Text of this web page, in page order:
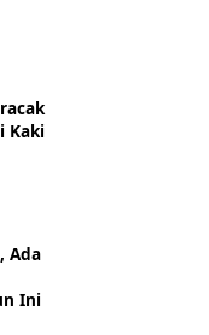
Kaki
Ada
Ini